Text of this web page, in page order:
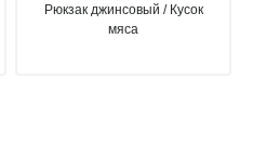
Рюкзак джинсовый / Кусок
мяса